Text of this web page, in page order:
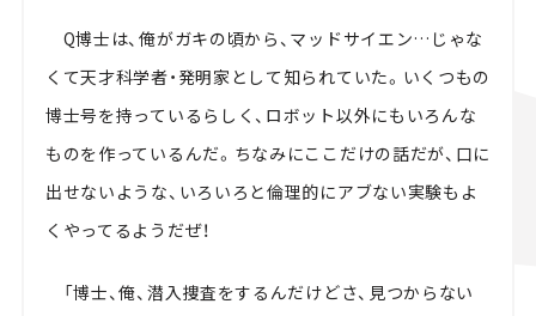
Q博士は、俺がガキの頃から、マッドサイエン…じゃな
くて天才科学者・発明家として知られていた。いくつもの
博士号を持っているらしく、ロボット以外にもいろんな
ものを作っているんだ。ちなみにここだけの話だが、口に
出せないような、いろいろと倫理的にアブない実験もよ
くやってるようだぜ！
「博士、俺、潜入捜査をするんだけどさ、見つからない